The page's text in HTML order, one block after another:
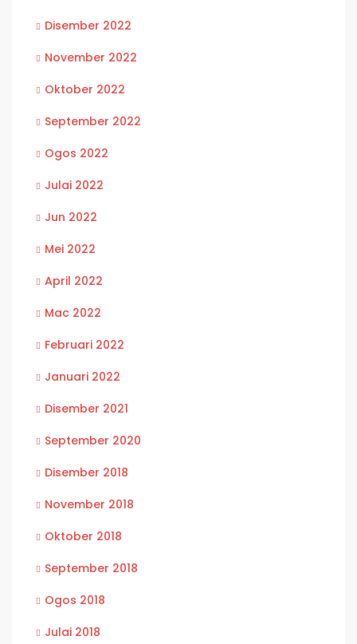
Disember 2022
November 2022
Oktober 2022
September 2022
Ogos 2022
Julai 2022
Jun 2022
Mei 2022
April 2022
Mac 2022
Februari 2022
Januari 2022
Disember 2021
September 2020
Disember 2018
November 2018
Oktober 2018
September 2018
Ogos 2018
Julai 2018